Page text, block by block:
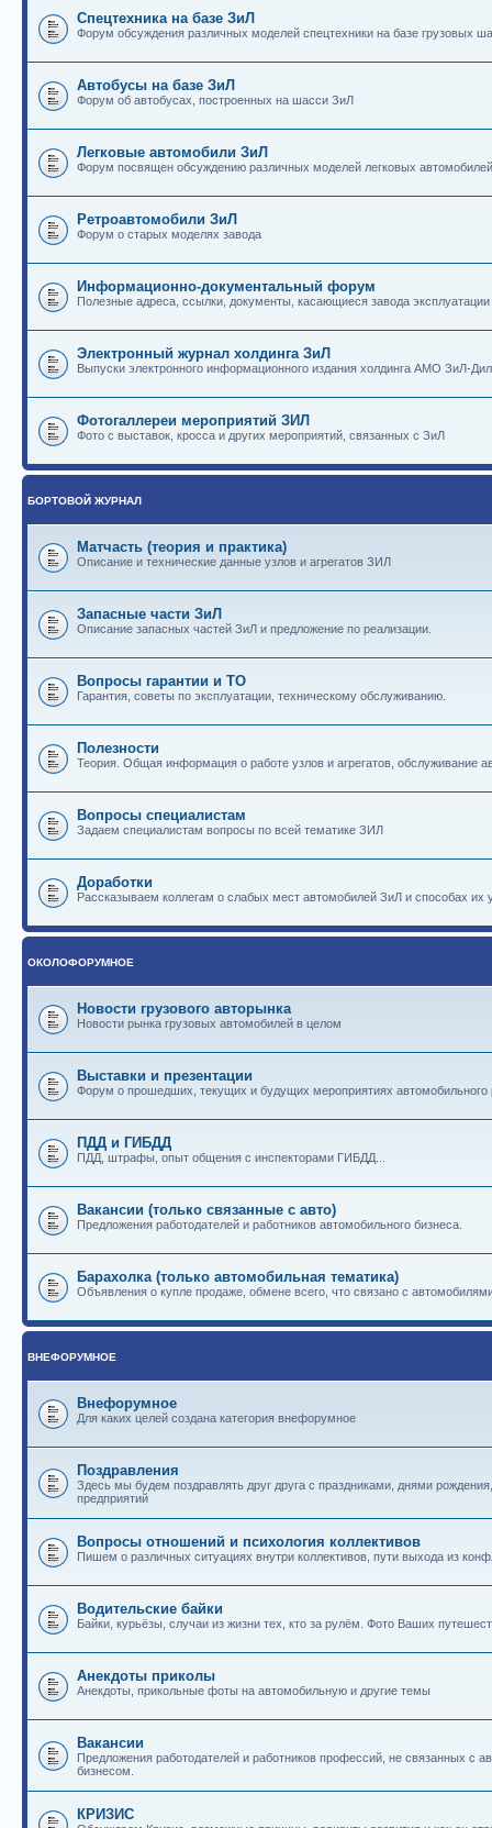
Спецтехника на базе ЗиЛ
Форум обсуждения различных моделей спецтехники на базе грузовых
Автобусы на базе ЗиЛ
Форум об автобусах, построенных на шасси ЗиЛ
Легковые автомобили ЗиЛ
Форум посвящен обсуждению различных моделей легковых
Ретроавтомобили ЗиЛ
Форум о старых моделях завода
Информационно-документальный форум
Полезные адреса, ссылки, документы, касающиеся завода эксплуатации
Электронный журнал холдинга ЗиЛ
Выпуски электронного информационного издания холдинга АМО ЗиЛ-
Фотогаллереи мероприятий ЗИЛ
Фото с выставок, кросса и других мероприятий, связанных с ЗиЛ
БОРТОВОЙ ЖУРНАЛ
Матчасть (теория и практика)
Описание и технические данные узлов и агрегатов ЗИЛ
Запасные части ЗиЛ
Описание запасных частей ЗиЛ и предложение по реализации.
Вопросы гарантии и ТО
Гарантия, советы по эксплуатации, техническому обслуживанию.
Полезности
Теория. Общая информация о работе узлов и агрегатов, обслуживание
Вопросы специалистам
Задаем специалистам вопросы по всей тематике ЗИЛ
Доработки
Рассказываем коллегам о слабых мест автомобилей ЗиЛ и способах их
ОКОЛОФОРУМНОЕ
Новости грузового авторынка
Новости рынка грузовых автомобилей в целом
Выставки и презентации
Форум о прошедших, текущих и будущих мероприятиях автомобильного
ПДД и ГИБДД
ПДД, штрафы, опыт общения с инспекторами ГИБДД...
Вакансии (только связанные с авто)
Предложения работодателей и работников автомобильного бизнеса.
Барахолка (только автомобильная тематика)
Объявления о купле продаже, обмене всего, что связано с
ВНЕФОРУМНОЕ
Внефорумное
Для каких целей создана категория внефорумное
Поздравления
Здесь мы будем поздравлять друг друга с праздниками, днями
предприятий
Вопросы отношений и психология коллективов
Пишем о различных ситуациях внутри коллективов, пути выхода из
Водительские байки
Байки, курьёзы, случаи из жизни тех, кто за рулём. Фото Ваших
Анекдоты приколы
Анекдоты, прикольные фоты на автомобильную и другие темы
Вакансии
Предложения работодателей и работников профессий, не связанных с
бизнесом.
КРИЗИС